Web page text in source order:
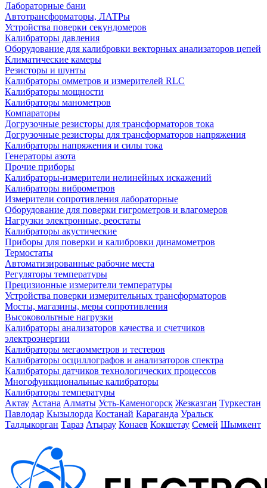
Лабораторные бани
Автотрансформаторы, ЛАТРы
Устройства поверки секундомеров
Калибраторы давления
Оборудование для калибровки векторных анализаторов цепей
Климатические камеры
Резисторы и шунты
Калибраторы омметров и измерителей RLC
Калибраторы мощности
Калибраторы манометров
Компараторы
Догрузочные резисторы для трансформаторов тока
Догрузочные резисторы для трансформаторов напряжения
Калибраторы напряжения и силы тока
Генераторы азота
Прочие приборы
Калибраторы-измерители нелинейных искажений
Калибраторы виброметров
Измерители сопротивления лабораторные
Оборудование для поверки гигрометров и влагомеров
Нагрузки электронные, реостаты
Калибраторы акустические
Приборы для поверки и калибровки динамометров
Термостаты
Автоматизированные рабочие места
Регуляторы температуры
Прецизионные измерители температуры
Устройства поверки измерительных трансформаторов
Мосты, магазины, меры сопротивления
Высоковольтные нагрузки
Калибраторы анализаторов качества и счетчиков
электроэнергии
Калибраторы мегаомметров и тестеров
Калибраторы осциллографов и анализаторов спектра
Калибраторы датчиков технологических процессов
Многофункциональные калибраторы
Калибраторы температуры
Актау Астана Алматы Усть-Каменогорск Жезказган Туркестан
Павлодар Кызылорда Костанай Караганда Уральск
Талдыкорган Тараз Атырау Конаев Кокшетау Семей Шымкент